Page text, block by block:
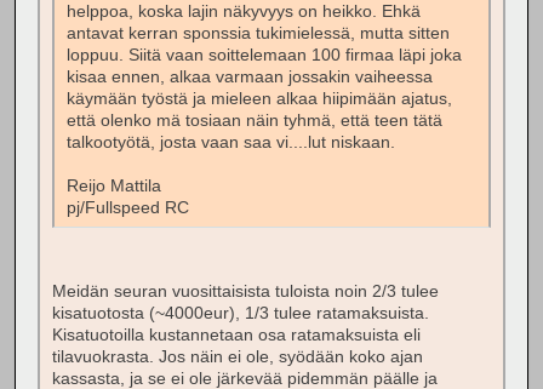
helppoa, koska lajin näkyvyys on heikko. Ehkä
antavat kerran sponssia tukimielessä, mutta sitten
loppuu. Siitä vaan soittelemaan 100 firmaa läpi joka
kisaa ennen, alkaa varmaan jossakin vaiheessa
käymään työstä ja mieleen alkaa hiipimään ajatus,
että olenko mä tosiaan näin tyhmä, että teen tätä
talkootyötä, josta vaan saa vi....lut niskaan.
Reijo Mattila
pj/Fullspeed RC
Meidän seuran vuosittaisista tuloista noin 2/3 tulee
kisatuotosta (~4000eur), 1/3 tulee ratamaksuista.
Kisatuotoilla kustannetaan osa ratamaksuista eli
tilavuokrasta. Jos näin ei ole, syödään koko ajan
kassasta, ja se ei ole järkevää pidemmän päälle ja